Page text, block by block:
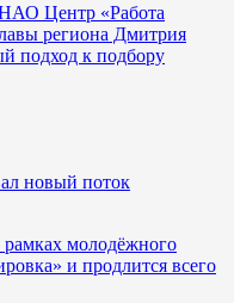
Центр «Работа
региона Дмитрия
подход к подбору
новый поток
молодёжного
и продлится всего